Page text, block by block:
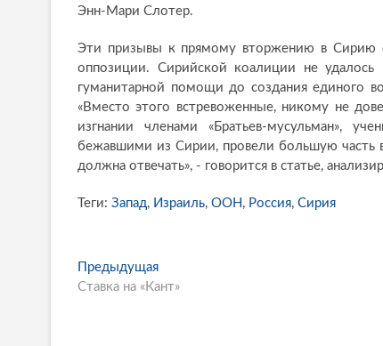
Энн-Мари Слотер.
Эти призывы к прямому вторжению в Сирию
оппозиции. Сирийской коалиции не
гуманитарной помощи до создания единого
«Вместо этого встревоженные, никому не
изгнании членами «Братьев-мусульман»,
бежавшими из Сирии, провели большую часть
должна отвечать», - говорится в статье,
Теги: Запад, Израиль, ООН , Россия, Сирия
P
o
Предыдущая
р
Ставка на «Кант»